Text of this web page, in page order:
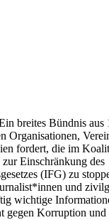
breites Bündnis aus
Organisationen,
fordert, die im
zur Einschränkung des
(IFG) zu
und
wichtige
gegen Korruption und